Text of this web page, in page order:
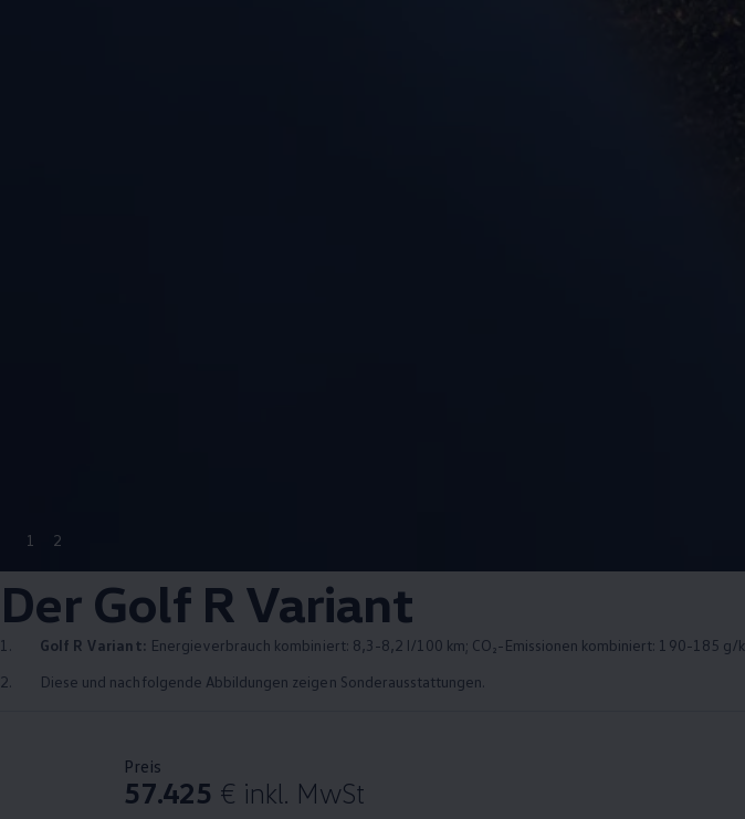
1 2
Der GolfR Variant
1. Golf R Variant: Energieverbrauch kombiniert: 8,3-8,2 l/100 km; CO₂-Emissionen kombiniert: 190-185 g/
2.
Diese und nachfolgende Abbildungen zeigen Sonderausstattungen.
Preis
57.425 € inkl. MwSt